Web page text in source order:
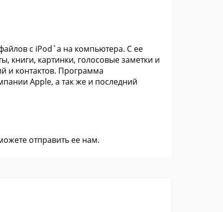
с iPod`а на компьютера. С ее
книги, картинки, голосовые заметки и
и контактов. Программа
Apple, а так же и последний
отправить ее нам.